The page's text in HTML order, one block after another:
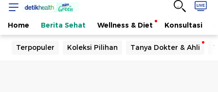
Home Berita Sehat Wellness & Diet Konsultasi
Terpopuler Koleksi Pilihan Tanya Dokter & Ahli